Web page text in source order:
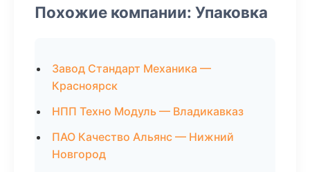
Похожие компании: Упаковка
Завод Стандарт Механика —
Красноярск
НПП Техно Модуль — Владикавказ
ПАО Качество Альянс — Нижний
Новгород